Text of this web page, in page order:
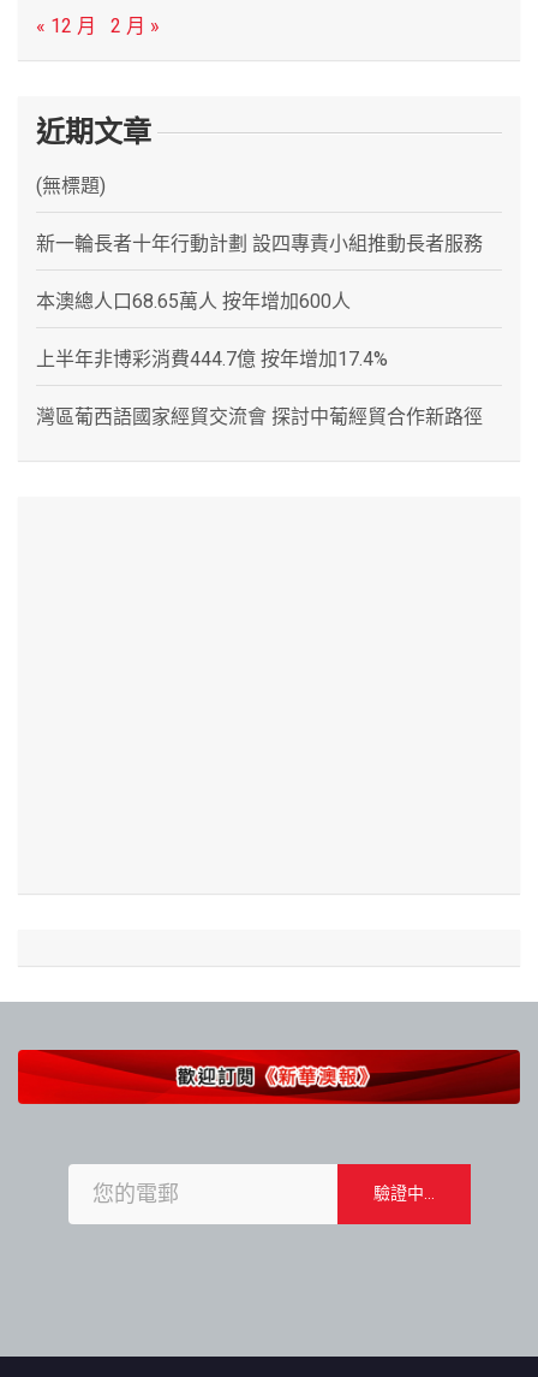
« 12 月
2 月 »
近期文章
(無標題)
新一輪長者十年行動計劃 設四專責小組推動長者服務
本澳總人口68.65萬人 按年增加600人
上半年非博彩消費444.7億 按年增加17.4%
灣區葡西語國家經貿交流會 探討中葡經貿合作新路徑